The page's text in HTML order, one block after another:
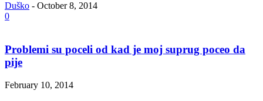
Duško - October 8, 2014
0
Problemi su poceli od kad je moj suprug poceo da
pije
February 10, 2014